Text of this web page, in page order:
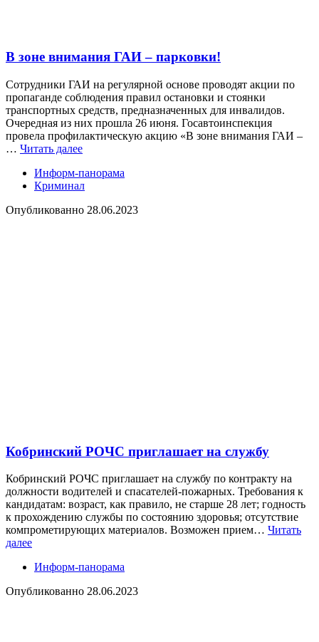
В зоне внимания ГАИ – парковки!
Сотрудники ГАИ на регулярной основе проводят акции по
пропаганде соблюдения правил остановки и стоянки
транспортных средств, предназначенных для инвалидов.
Очередная из них прошла 26 июня. Госавтоинспекция
провела профилактическую акцию «В зоне внимания ГАИ –
… Читать далее
Информ-панорама
Криминал
Опубликованно 28.06.2023
Кобринский РОЧС приглашает на службу
Кобринский РОЧС приглашает на службу по контракту на
должности водителей и спасателей-пожарных. Требования к
кандидатам: возраст, как правило, не старше 28 лет; годность
к прохождению службы по состоянию здоровья; отсутствие
компрометирующих материалов. Возможен прием… Читать
далее
Информ-панорама
Опубликованно 28.06.2023